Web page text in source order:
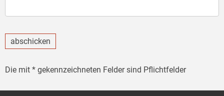
abschicken
Die mit * gekennzeichneten Felder sind Pflichtfelder